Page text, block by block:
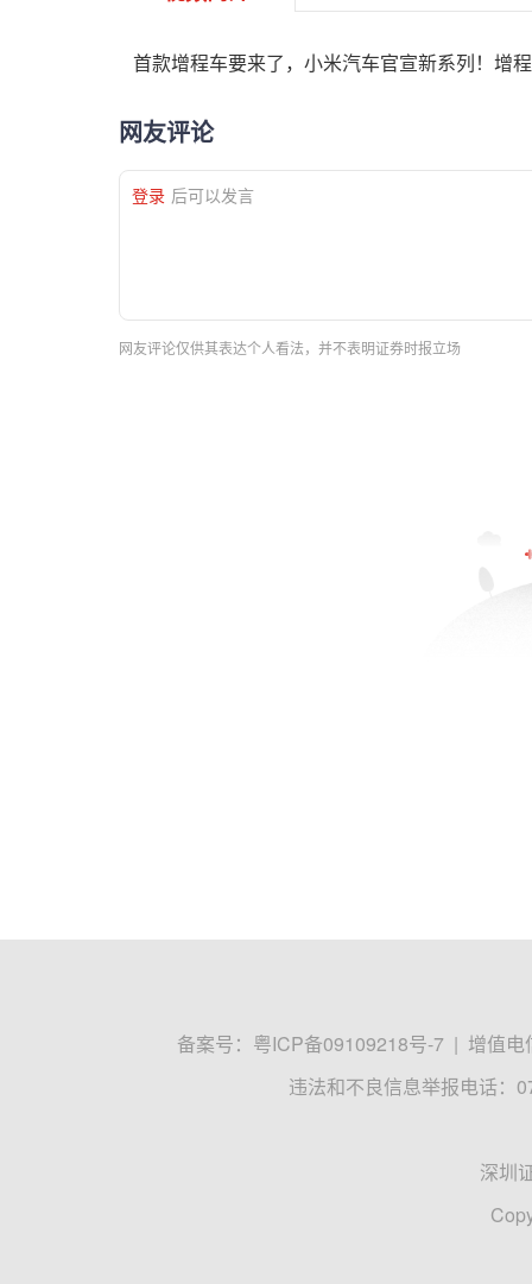
首款增程车要来了，小米汽车官宣新系列！增
网友评论
登录 后可以发言
网友评论仅供其表达个人看法，并不表明证券时报立场
备案号： 粤ICP备09109218号-7 | 增值电
违法和不良信息举报电话：
深圳